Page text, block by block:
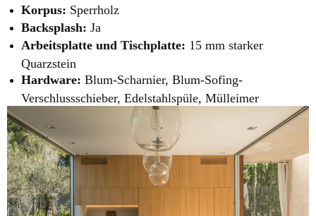
Korpus: Sperrholz
Backsplash: Ja
Arbeitsplatte und Tischplatte: 15 mm starker
Quarzstein
Hardware: Blum-Scharnier, Blum-Sofing-
Verschlussschieber, Edelstahlspüle, Mülleimer